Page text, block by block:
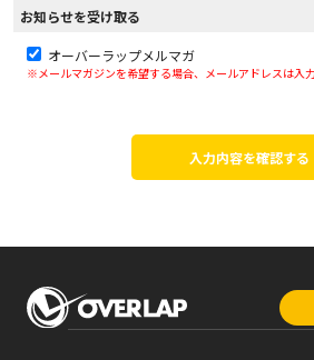
お知らせを受け取る
オーバーラップメルマガ
※メールマガジンを希望する場合、メールアドレスは入力
入力内容を確認する